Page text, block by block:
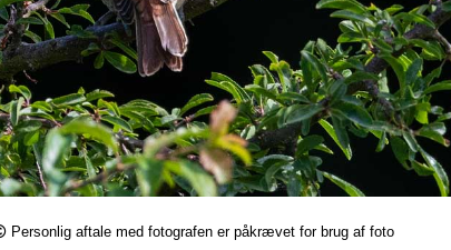
Personlig aftale med fotografen er påkrævet for brug af foto